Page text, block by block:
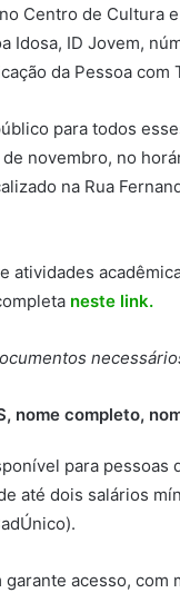
Centro de Cultura
Idosa, ID Jovem,
da Pessoa
para todos
novembro, no
na Rua
atividades
neste link.
nome completo,
para pessoas
até dois salários
garante acesso,